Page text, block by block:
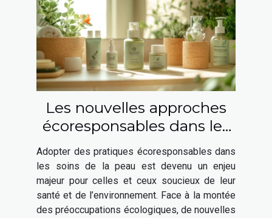
Les nouvelles approches
écoresponsables dans les
soins de la peau
Adopter des pratiques écoresponsables dans
les soins de la peau est devenu un enjeu
majeur pour celles et ceux soucieux de leur
santé et de l’environnement. Face à la montée
des préoccupations écologiques, de nouvelles